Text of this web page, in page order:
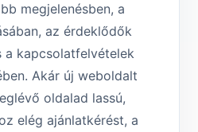
megjelenésben, a
az érdeklődők
a kapcsolatfelvételek
Akár új weboldalt
oldalad lassú,
elég ajánlatkérést, a